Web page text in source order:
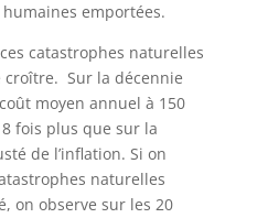
emportées.
catastrophes naturelles
croître. Sur la décennie
moyen annuel à 150
fois plus que sur la
de l’inflation. Si on
naturelles
on observe sur les 20